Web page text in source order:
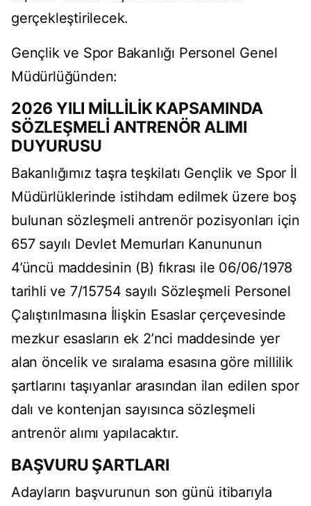
gerçekleştirilecek.
Gençlik ve Spor Bakanlığı Personel Genel
Müdürlüğünden:
2026 YILI MİLLİLİK KAPSAMINDA
SÖZLEŞMELİ ANTRENÖR ALIMI
DUYURUSU
Bakanlığımız taşra teşkilatı Gençlik ve Spor İl
Müdürlüklerinde istihdam edilmek üzere boş
bulunan sözleşmeli antrenör pozisyonları için
657 sayılı Devlet Memurları Kanununun
4’üncü maddesinin (B) fıkrası ile 06/06/1978
tarihli ve 7/15754 sayılı Sözleşmeli Personel
Çalıştırılmasına İlişkin Esaslar çerçevesinde
mezkur esasların ek 2’nci maddesinde yer
alan öncelik ve sıralama esasına göre millilik
şartlarını taşıyanlar arasından ilan edilen spor
dalı ve kontenjan sayısınca sözleşmeli
antrenör alımı yapılacaktır.
BAŞVURU ŞARTLARI
Adayların başvurunun son günü itibarıyla